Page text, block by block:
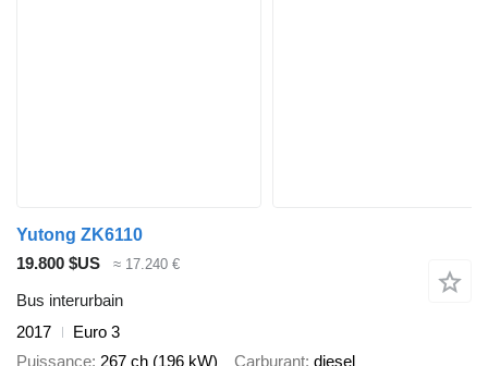
Yutong ZK6110
19.800 $US
≈ 17.240 €
Bus interurbain
2017
Euro 3
Puissance 267 ch (196 kW) Carburant diesel